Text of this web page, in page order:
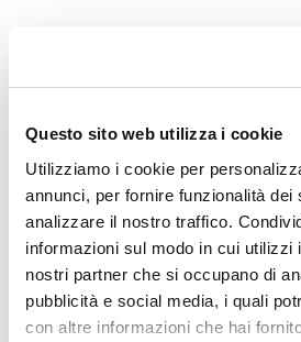
Questo sito web utilizza i cookie
Utilizziamo i cookie per
annunci, per fornire funzionalità dei
analizzare il nostro traffico.
informazioni sul modo in cui utilizzi
nostri partner che si occupano di
pubblicità e social media, i quali
con altre informazioni che hai